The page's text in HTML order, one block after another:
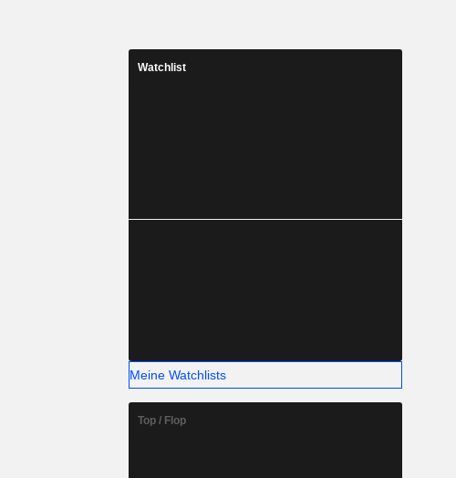
Watchlist
Meine Watchlists
Top / Flop